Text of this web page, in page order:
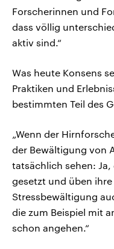
Forscherinnen und
dass völlig
aktiv sind.“
Was heute Konsens
Praktiken und
bestimmten Teil des
„Wenn der
der Bewältigung von
tatsächlich sehen:
gesetzt und üben
Stressbewältigung
die zum Beispiel mit
schon angehen.“